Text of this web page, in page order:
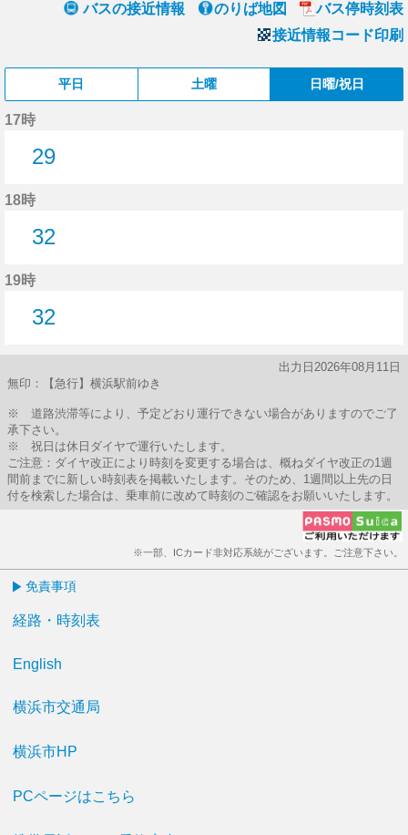
バスの接近情報 のりば地図
バス停時刻表
接近情報コード印刷
平日 土曜 日曜/祝日
17時
29
18時
32
19時
32
出力日2026年08月11日
無印：【急行】横浜駅前ゆき
※ 道路渋滞等により、予定どおり運行できない場合がありますのでご了
承下さい。
※ 祝日は休日ダイヤで運行いたします。
ご注意：ダイヤ改正により時刻を変更する場合は、概ねダイヤ改正の1週
間前までに新しい時刻表を掲載いたします。そのため、1週間以上先の日
付を検索した場合は、乗車前に改めて時刻のご確認をお願いいたします。
※一部、ICカード非対応系統がございます。ご注意下さい。
免責事項
経路・時刻表
English
横浜市交通局
横浜市HP
PCページはこちら